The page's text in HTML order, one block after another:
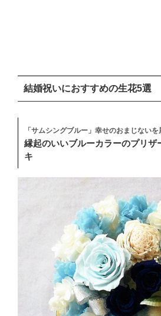
結婚祝いにおすすめの生花5選
「サムシングブルー」幸せのおまじないを
縁起のいいブルーカラーのプリザ
キ